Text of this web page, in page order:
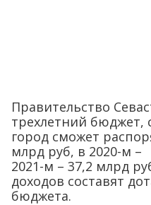
Правительство
трехлетний бюджет,
город сможет
млрд руб, в 2020-м
2021-м – 37,2 млрд
доходов составят
бюджета.